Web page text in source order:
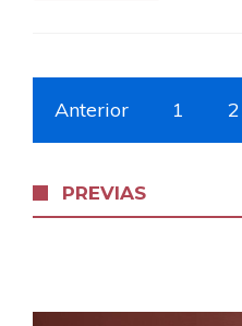
Anterior 1 2
PREVIAS